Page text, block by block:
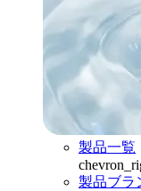
製品一覧
製品ブラ